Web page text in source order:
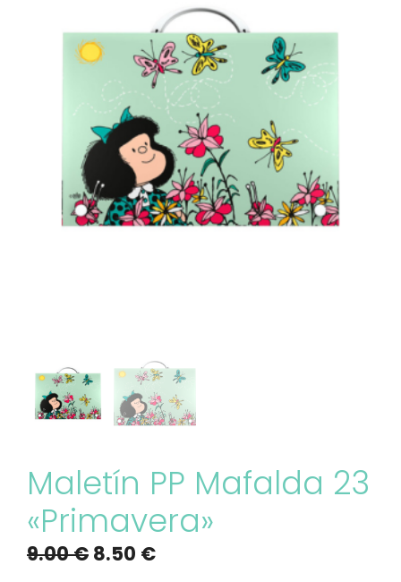
Maletín PP Mafalda 23
«Primavera»
9.00€ El
8.50 €El